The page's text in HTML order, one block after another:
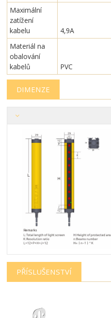
Maximální
zatížení
kabelu
4,9A
Materiál na
obalování
kabelů
PVC
DIMENZE
PŘÍSLUŠENSTVÍ